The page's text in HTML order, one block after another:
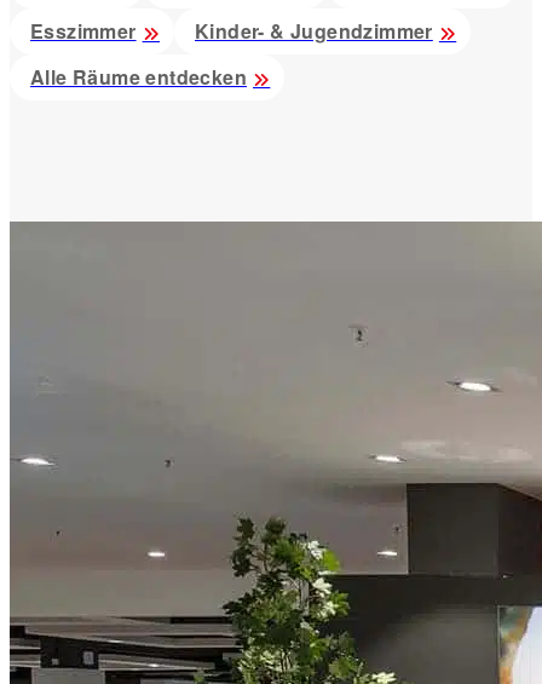
Esszimmer
Kinder- & Jugendzimmer
Alle Räume entdecken